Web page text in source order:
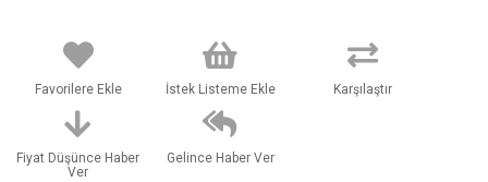
Favorilere Ekle İstek Listeme Ekle Karşılaştır
Fiyat Düşünce Haber
Ver
Gelince Haber Ver